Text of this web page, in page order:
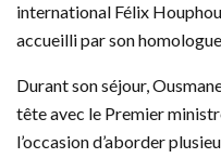
international Félix
accueilli par son
Durant son séjour,
tête avec le Premier
l’occasion d’aborder